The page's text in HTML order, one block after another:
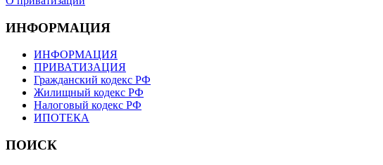
ИНФОРМАЦИЯ
ИНФОРМАЦИЯ
ПРИВАТИЗАЦИЯ
Гражданский кодекс РФ
Жилищный кодекс РФ
Налоговый кодекс РФ
ИПОТЕКА
ПОИСК